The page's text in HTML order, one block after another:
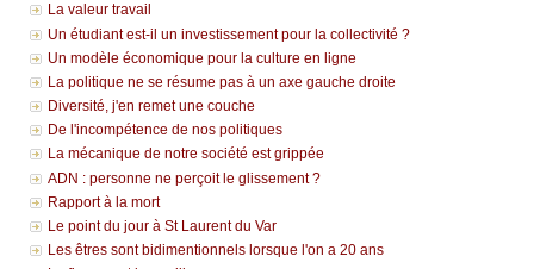
La valeur travail
Un étudiant est-il un investissement pour la collectivité ?
Un modèle économique pour la culture en ligne
La politique ne se résume pas à un axe gauche droite
Diversité, j'en remet une couche
De l'incompétence de nos politiques
La mécanique de notre société est grippée
ADN : personne ne perçoit le glissement ?
Rapport à la mort
Le point du jour à St Laurent du Var
Les êtres sont bidimentionnels lorsque l'on a 20 ans